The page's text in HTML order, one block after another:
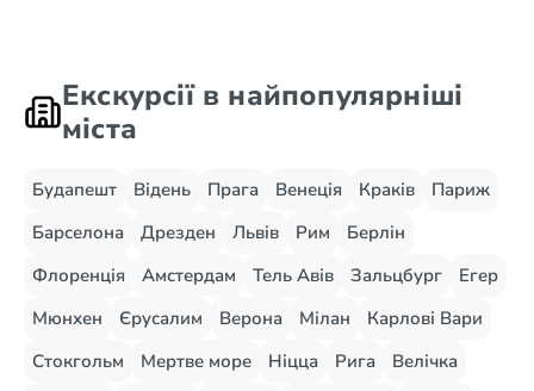
Екскурсії в найпопулярніші
міста
Будапешт Відень Прага Венеція Краків
Париж
Барселона
Дрезден Львів Рим
Берлін
Флоренція
Амстердам Тель Авів Зальцбург
Егер
Мюнхен
Єрусалим Верона Мілан
Карлові Вари
Стокгольм
Мертве море Ніцца Рига
Велічка